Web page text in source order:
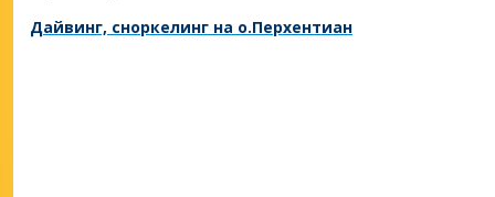
Дайвинг, сноркелинг на о.Перхентиан